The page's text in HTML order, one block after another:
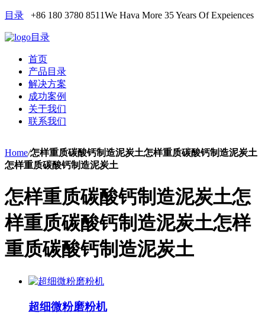
目录 +86 180 3780 8511We Hava More 35 Years Of Expeiences
目录
首页
产品目录
解决方案
成功案例
关于我们
联系我们
Home/怎样重质碳酸钙制造泥炭土怎样重质碳酸钙制造泥炭土
怎样重质碳酸钙制造泥炭土
怎样重质碳酸钙制造泥炭土怎
样重质碳酸钙制造泥炭土怎样
重质碳酸钙制造泥炭土
超细微粉磨粉机